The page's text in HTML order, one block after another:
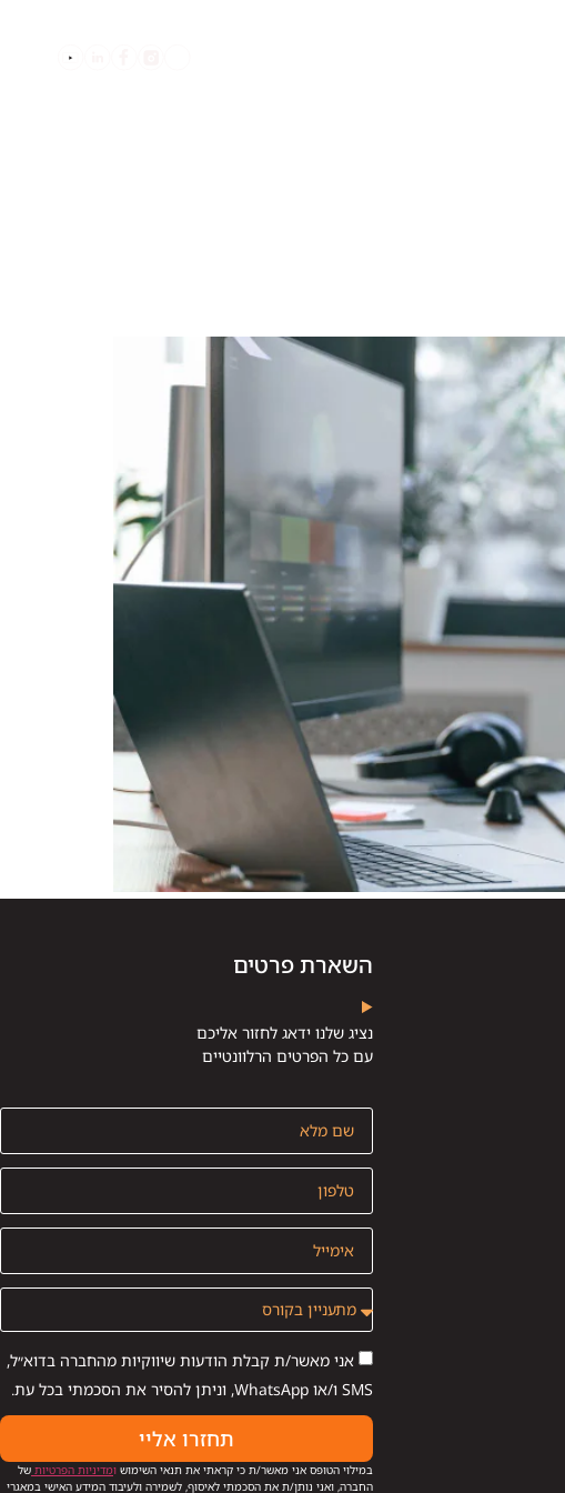
השארת פרטים
נציג שלנו ידאג לחזור אליכם
עם כל הפרטים הרלוונטיים
אני מאשר/ת קבלת הודעות שיווקיות מהחברה בדוא״ל,
SMS ו/או WhatsApp, וניתן להסיר את הסכמתי בכל עת.
תחזרו אליי
במילוי הטופס אני מאשר/ת כי קראתי את תנאי השימוש ומדיניות הפרטיות של
החברה, ואני נותן/ת את הסכמתי לאיסוף, לשמירה ולעיבוד המידע האישי במאגרי